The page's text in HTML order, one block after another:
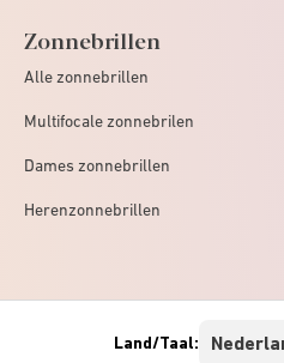
Zonnebrillen
Alle zonnebrillen
Multifocale zonnebrilen
Dames zonnebrillen
Herenzonnebrillen
Land/Taal: